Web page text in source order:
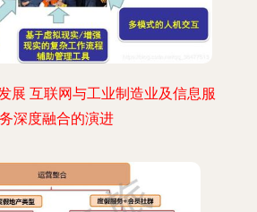
展 互联网与工业制造业及信息服
务深度融合的演进